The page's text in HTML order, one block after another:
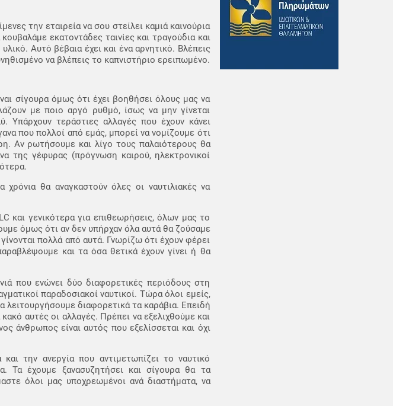
την εταιρεία να σου στείλει καμιά καινούρια
εκατοντάδες ταινίες και τραγούδια και
Αυτό βέβαια έχει και ένα αρνητικό. Βλέπεις
να βλέπεις το καπνιστήριο ερειπωμένο.
σίγουρα όμως ότι έχει βοηθήσει όλους μας να
με ποιο αργό ρυθμό, ίσως να μην γίνεται
Υπάρχουν τεράστιες αλλαγές που έχουν κάνει
που πολλοί από εμάς, μπορεί να νομίζουμε ότι
Αν ρωτήσουμε και λίγο τους παλαιότερους θα
της γέφυρας (πρόγνωση καιρού, ηλεκτρονικοί
θα αναγκαστούν όλες οι ναυτιλιακές να
και γενικότερα για επιθεωρήσεις, όλων μας το
όμως ότι αν δεν υπήρχαν όλα αυτά θα ζούσαμε
πολλά από αυτά. Γνωρίζω ότι έχουν φέρει
και τα όσα θετικά έχουν γίνει ή θα
που ενώνει δύο διαφορετικές περιόδους στη
παραδοσιακοί ναυτικοί. Τώρα όλοι εμείς,
λειτουργήσουμε διαφορετικά τα καράβια. Επειδή
αυτές οι αλλαγές. Πρέπει να εξελιχθούμε και
άνθρωπος είναι αυτός που εξελίσσεται και όχι
την ανεργία που αντιμετωπίζει το ναυτικό
Τα έχουμε ξανασυζητήσει και σίγουρα θα τα
όλοι μας υποχρεωμένοι ανά διαστήματα, να